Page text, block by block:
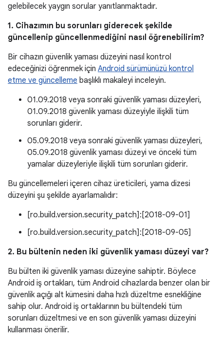
gelebilecek yaygın sorular yanıtlanmaktadır.
1. Cihazımın bu sorunları giderecek şekilde
güncellenip güncellenmediğini nasıl öğrenebilirim?
Bir cihazın güvenlik yaması düzeyini nasıl kontrol
edeceğinizi öğrenmek için Android sürümünüzü kontrol
etme ve güncelleme başlıklı makaleyi inceleyin.
01.09.2018 veya sonraki güvenlik yaması düzeyleri,
01.09.2018 güvenlik yaması düzeyiyle ilişkili tüm
sorunları giderir.
05.09.2018 veya sonraki güvenlik yaması düzeyleri,
05.09.2018 güvenlik yaması düzeyi ve önceki tüm
yamalar düzeyleriyle ilişkili tüm sorunları giderir.
Bu güncellemeleri içeren cihaz üreticileri, yama dizesi
düzeyini şu şekilde ayarlamalıdır:
[ro.build.version.security_patch]:[2018-09-01]
[ro.build.version.security_patch]:[2018-09-05]
2. Bu bültenin neden iki güvenlik yaması düzeyi var?
Bu bülten iki güvenlik yaması düzeyine sahiptir. Böylece
Android iş ortakları, tüm Android cihazlarda benzer olan bir
güvenlik açığı alt kümesini daha hızlı düzeltme esnekliğine
sahip olur. Android iş ortaklarının bu bültendeki tüm
sorunları düzeltmesi ve en son güvenlik yaması düzeyini
kullanması önerilir.